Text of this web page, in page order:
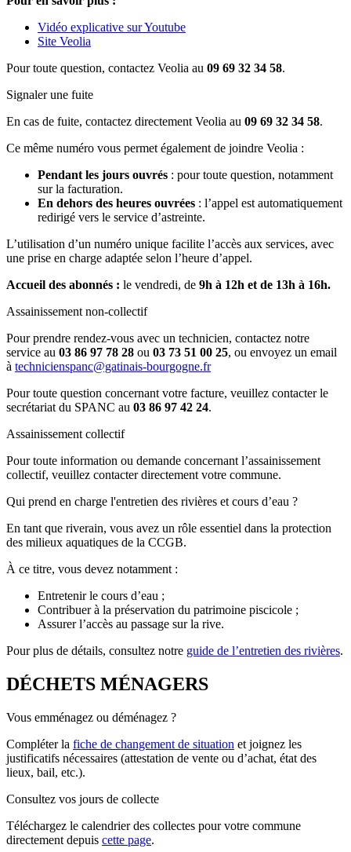
Vidéo explicative sur Youtube
Site Veolia
Pour toute question, contactez Veolia au 09 69 32 34 58.
Signaler une fuite
En cas de fuite, contactez directement Veolia au 09 69 32 34 58.
Ce même numéro vous permet également de joindre Veolia :
Pendant les jours ouvrés : pour toute question, notamment
sur la facturation.
En dehors des heures ouvrées : l’appel est automatiquement
redirigé vers le service d’astreinte.
L’utilisation d’un numéro unique facilite l’accès aux services, avec
une prise en charge adaptée selon l’heure d’appel.
Accueil des abonnés : le vendredi, de 9h à 12h et de 13h à 16h.
Assainissement non-collectif
Pour prendre rendez-vous avec un technicien, contactez notre
service au 03 86 97 78 28 ou 03 73 51 00 25, ou envoyez un email
à technicienspanc@gatinais-bourgogne.fr
Pour toute question concernant votre facture, veuillez contacter le
secrétariat du SPANC au 03 86 97 42 24.
Assainissement collectif
Pour toute information ou demande concernant l’assainissement
collectif, veuillez contacter directement votre commune.
Qui prend en charge l'entretien des rivières et cours d’eau ?
En tant que riverain, vous avez un rôle essentiel dans la protection
des milieux aquatiques de la CCGB.
À ce titre, vous devez notamment :
Entretenir le cours d’eau ;
Contribuer à la préservation du patrimoine piscicole ;
Assurer l’accès au passage sur la rive.
Pour plus de détails, consultez notre guide de l’entretien des rivières.
DÉCHETS MÉNAGERS
Vous emménagez ou déménagez ?
Compléter la fiche de changement de situation et joignez les
justificatifs nécessaires (attestation de vente ou d’achat, état des
lieux, bail, etc.).
Consultez vos jours de collecte
Téléchargez le calendrier des collectes pour votre commune
directement depuis cette page.